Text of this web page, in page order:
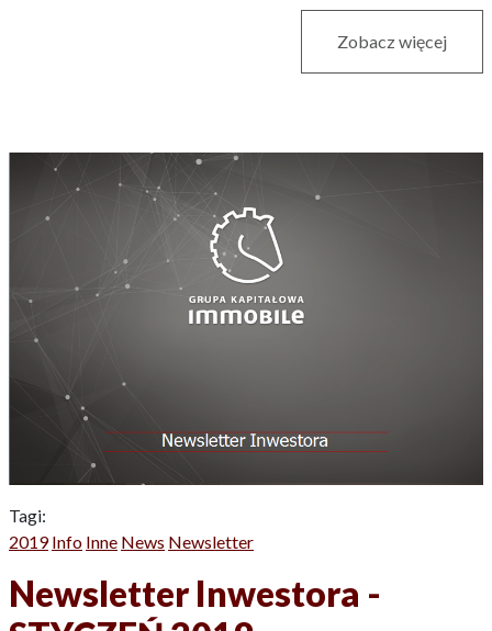
Zobacz więcej
Tagi:
2019 Info Inne News Newsletter
Newsletter Inwestora -